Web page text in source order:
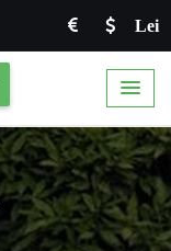
Lei